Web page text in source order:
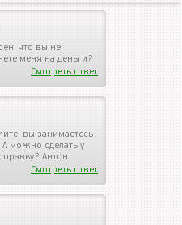
что вы не
меня на деньги?
Смотреть ответ
вы занимаетесь
можно сделать у
Антон
Смотреть ответ